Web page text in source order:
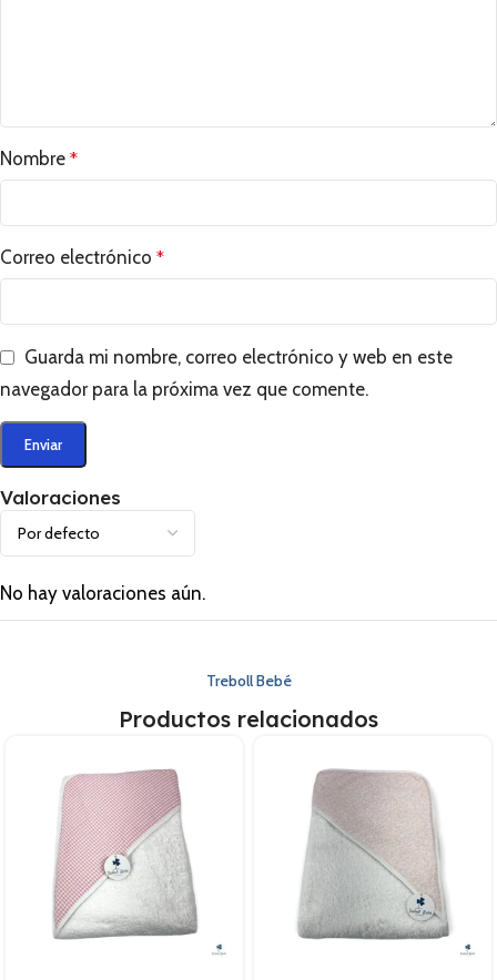
Valoraciones
No hay valoraciones aún.
Nombre *
Correo electrónico *
Guarda mi nombre, correo electrónico y web en este
navegador para la próxima vez que comente.
Treboll Bebé
Productos relacionados